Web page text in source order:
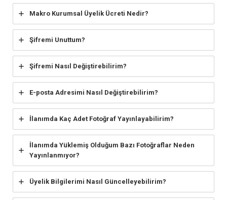
Makro Kurumsal Üyelik Ücreti Nedir?
Şifremi Unuttum?
Şifremi Nasıl Değiştirebilirim?
E-posta Adresimi Nasıl Değiştirebilirim?
İlanımda Kaç Adet Fotoğraf Yayınlayabilirim?
İlanımda Yüklemiş Olduğum Bazı Fotoğraflar Neden
Yayınlanmıyor?
Üyelik Bilgilerimi Nasıl Güncelleyebilirim?